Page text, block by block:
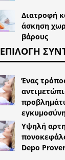
Διατροφή
άσκηση
βάρους
ΕΠΙΛΟΓΉ
Ένας
Υψηλή
Depo Prover